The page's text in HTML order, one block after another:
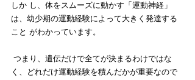
しか し、体をスムーズに動かす「運動神経」
は、幼少期の運動経験によって大きく発達する
こと がわかっています。
く、どれだけ運動経験を積んだかが重要なので